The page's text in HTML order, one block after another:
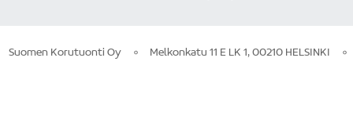
Suomen Korutuonti Oy Melkonkatu 11 E LK 1, 00210 HELSINKI